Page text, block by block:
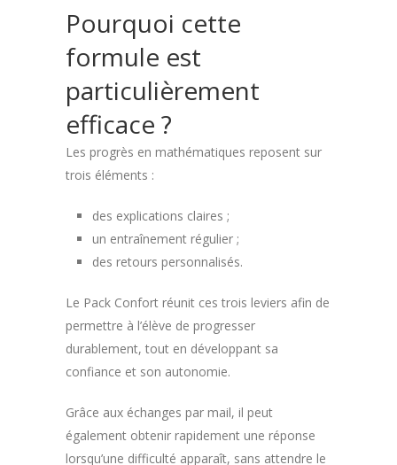
Pourquoi cette
formule est
particulièrement
efficace ?
Les progrès en mathématiques reposent sur
trois éléments :
des explications claires ;
un entraînement régulier ;
des retours personnalisés.
Le Pack Confort réunit ces trois leviers afin de
permettre à l’élève de progresser
durablement, tout en développant sa
confiance et son autonomie.
Grâce aux échanges par mail, il peut
également obtenir rapidement une réponse
lorsqu’une difficulté apparaît, sans attendre le